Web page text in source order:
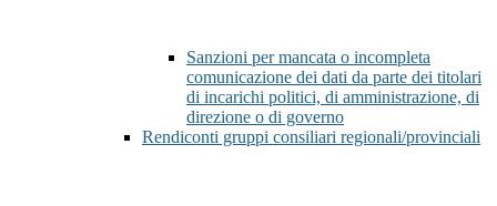
Sanzioni per mancata o incompleta
comunicazione dei dati da parte dei titolari
di incarichi politici, di amministrazione, di
direzione o di governo
Rendiconti gruppi consiliari regionali/provinciali